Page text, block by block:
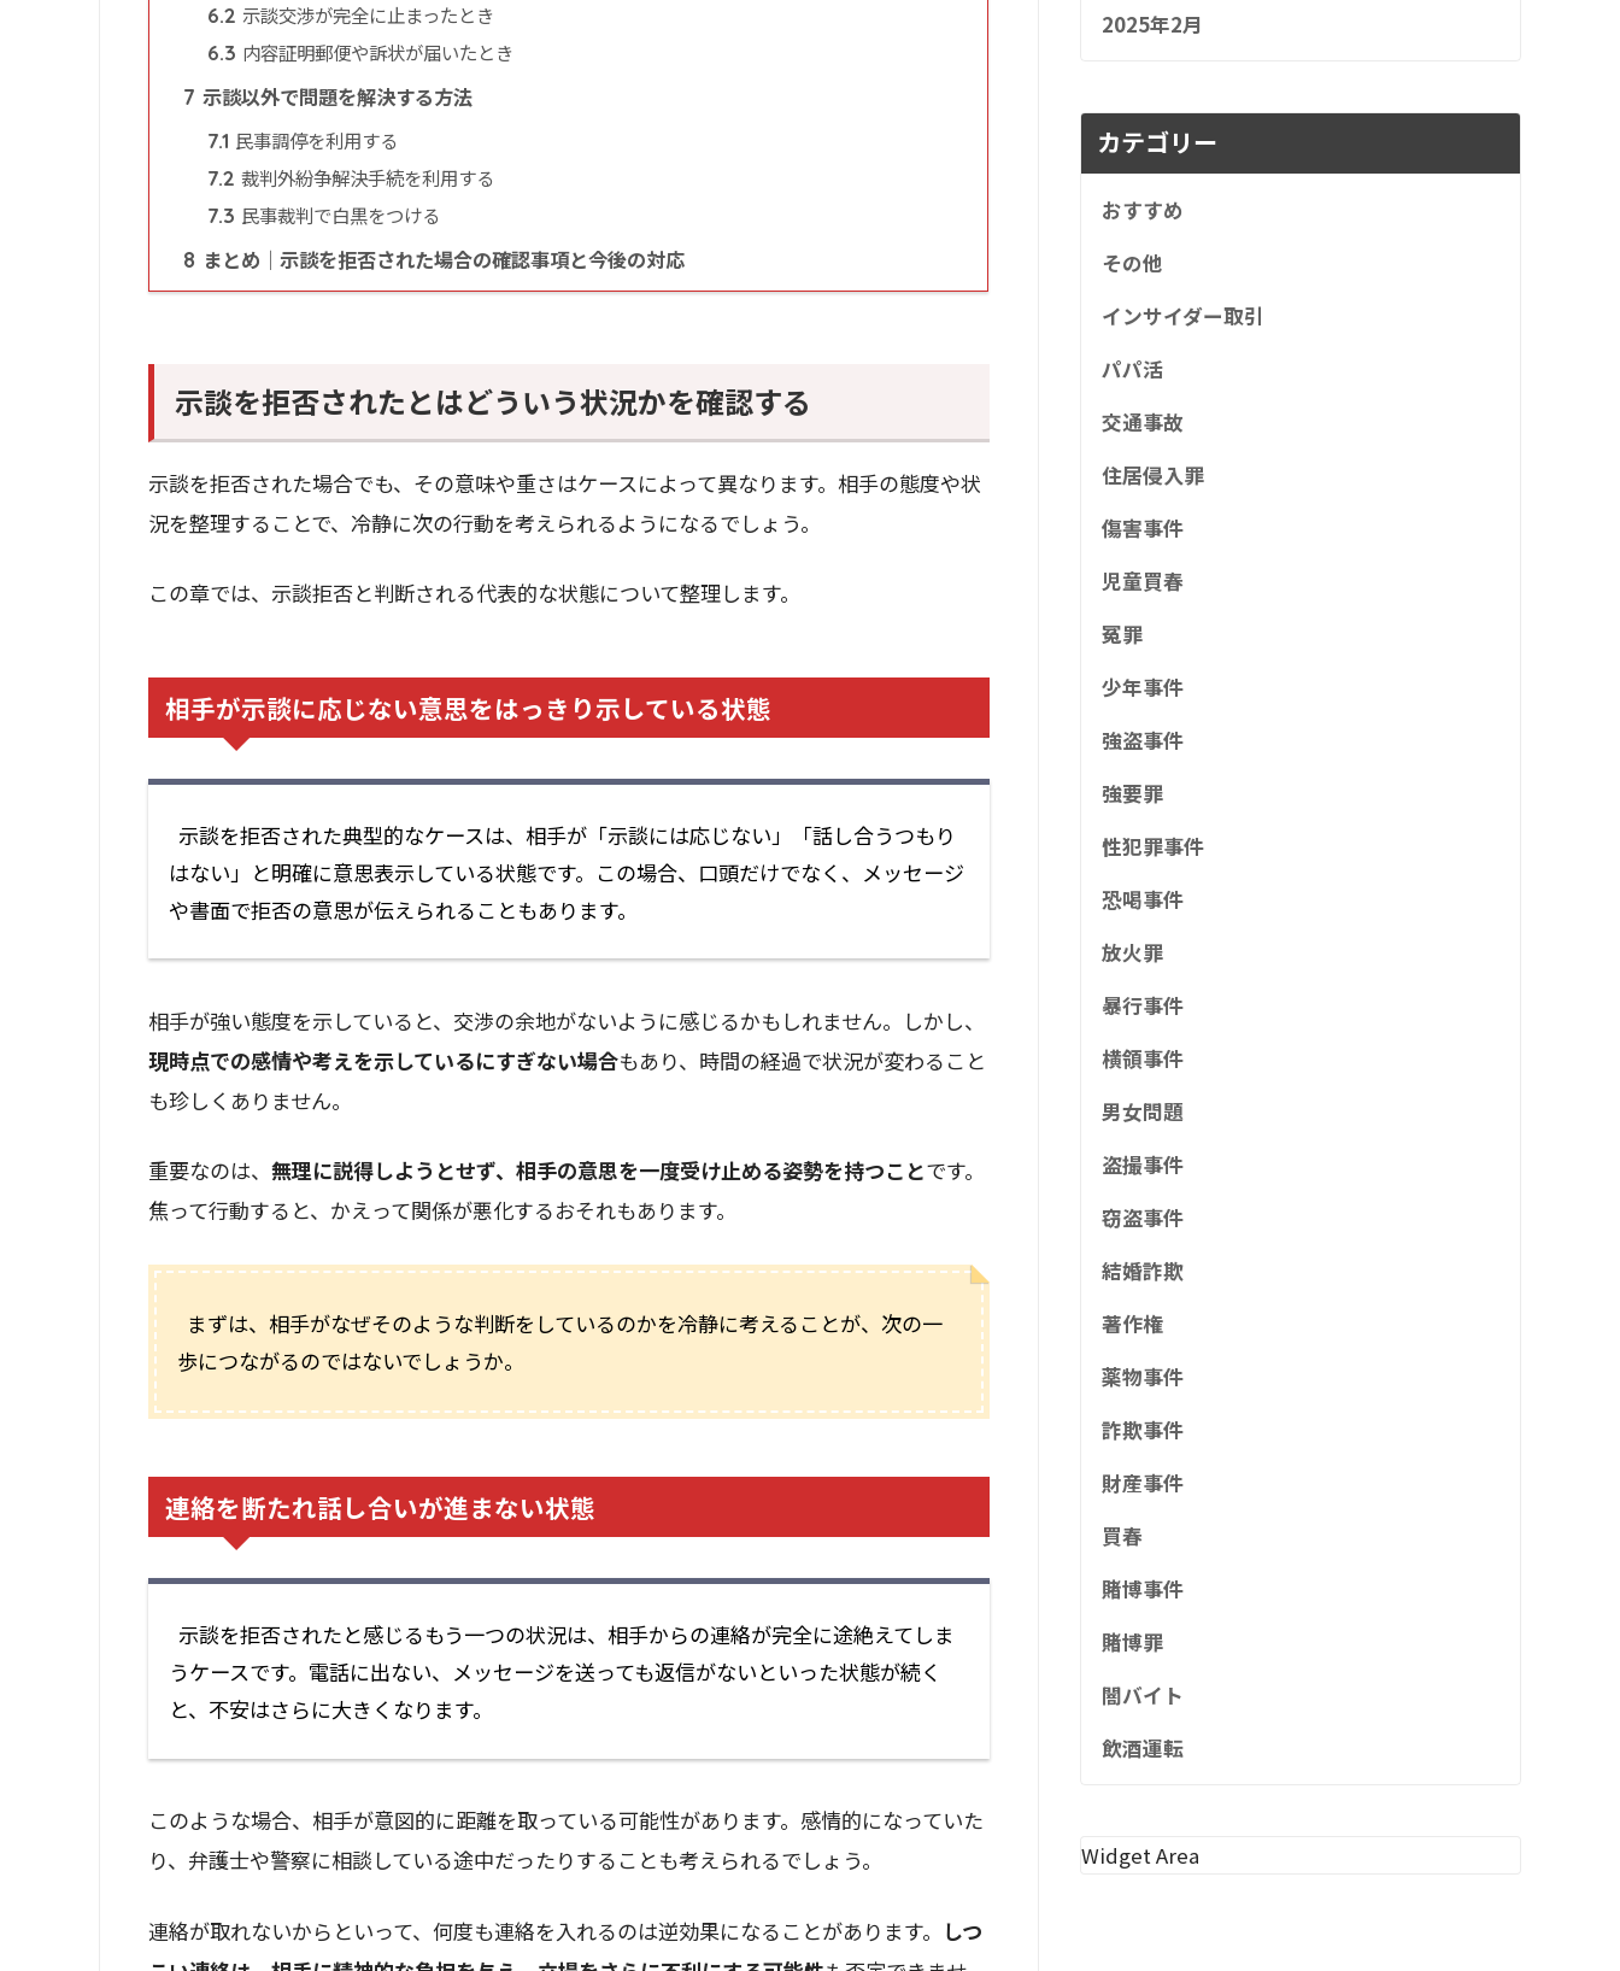
6.2 示談交渉が完全に止まったとき
6.3 内容証明郵便や訴状が届いたとき
7 示談以外で問題を解決する方法
7.1 民事調停を利用する
7.2 裁判外紛争解決手続を利用する
7.3 民事裁判で白黒をつける
8 まとめ｜示談を拒否された場合の確認事項と今後の対応
示談を拒否されたとはどういう状況かを確認する
示談を拒否された場合でも、その意味や重さはケースによって異なります。相手の態度や状
況を整理することで、冷静に次の行動を考えられるようになるでしょう。
この章では、示談拒否と判断される代表的な状態について整理します。
相手が示談に応じない意思をはっきり示している状態
示談を拒否された典型的なケースは、相手が「示談には応じない」「話し合うつもり
はない」と明確に意思表示している状態です。この場合、口頭だけでなく、メッセージ
や書面で拒否の意思が伝えられることもあります。
相手が強い態度を示していると、交渉の余地がないように感じるかもしれません。しかし、
現時点での感情や考えを示しているにすぎない場合もあり、時間の経過で状況が変わること
も珍しくありません。
重要なのは、 無理に説得しようとせず、相手の意思を一度受け止める姿勢を持つことです。
焦って行動すると、かえって関係が悪化するおそれもあります。
まずは、相手がなぜそのような判断をしているのかを冷静に考えることが、次の一
歩につながるのではないでしょうか。
連絡を断たれ話し合いが進まない状態
示談を拒否されたと感じるもう一つの状況は、相手からの連絡が完全に途絶えてしま
うケースです。電話に出ない、メッセージを送っても返信がないといった状態が続く
と、不安はさらに大きくなります。
このような場合、相手が意図的に距離を取っている可能性があります。感情的になっていた
り、弁護士や警察に相談している途中だったりすることも考えられるでしょう。
連絡が取れないからといって、何度も連絡を入れるのは逆効果になることがあります。 しつ
2025年2月
カテゴリー
おすすめ
その他
インサイダー取引
パパ活
交通事故
住居侵入罪
傷害事件
児童買春
冤罪
少年事件
強盗事件
強要罪
性犯罪事件
恐喝事件
放火罪
暴行事件
横領事件
男女問題
盗撮事件
窃盗事件
結婚詐欺
著作権
薬物事件
詐欺事件
財産事件
買春
賭博事件
賭博罪
闇バイト
飲酒運転
Widget Area